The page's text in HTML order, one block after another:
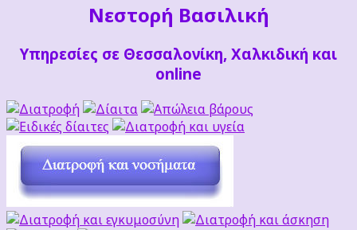
Νεστορή Βασιλική
Υπηρεσίες σε Θεσσαλονίκη, Χαλκιδική και
online